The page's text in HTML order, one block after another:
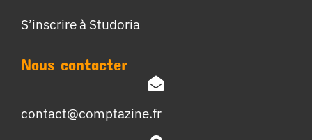
S’inscrire à Studoria
Nous contacter
contact@comptazine.fr